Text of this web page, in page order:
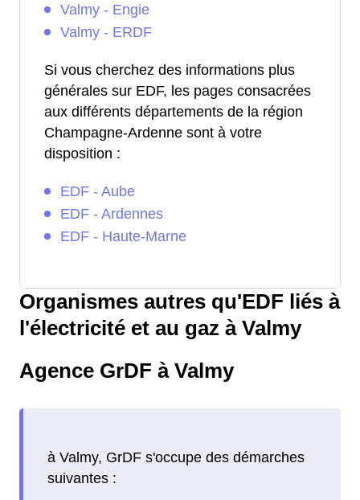
Valmy - Engie
Valmy - ERDF
Si vous cherchez des informations plus
générales sur EDF, les pages consacrées
aux différents départements de la région
Champagne-Ardenne sont à votre
disposition :
EDF - Aube
EDF - Ardennes
EDF - Haute-Marne
Organismes autres qu'EDF liés à
l'électricité et au gaz à Valmy
Agence GrDF à Valmy
à Valmy, GrDF s'occupe des démarches
suivantes :